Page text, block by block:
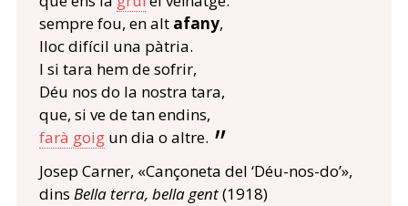
sempre fou, en alt afany,
lloc difícil una pàtria.
I si tara hem de sofrir,
Déu nos do la nostra tara,
que, si ve de tan endins,
farà goigun dia o altre.
Josep Carner, «Cançoneta del ‘Déu-nos-do’»,
dins Bella terra, bella gent(1918)